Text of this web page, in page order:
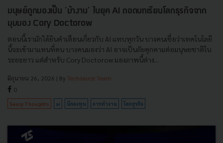
มนุษย์ถูกมองเป็น ‘ม้างาน’ ในยุค AI ถอดบทเรียนโลกธุรกิจจาก
มุมมอง Cory Doctorow
ตอนนี้เรามักได้ยินคำเตือนเกี่ยวกับ AI แทบทุกวัน บางคนเชื่อว่าเทคโนโลยี
นี้จะเข้ามาแทนที่คน บางคนมองว่า AI อาจเป็นภัยคุกคามต่อมนุษยชาติใน
ระยะยาว แต่สำหรับ Cory Doctorow มองภาพนี้ต่าง...
มิถุนายน 26, 2026 | By Techsauce Team
0
Saucy Thoughts ai นักลงทุน การทำงาน โลกธุรกิจ